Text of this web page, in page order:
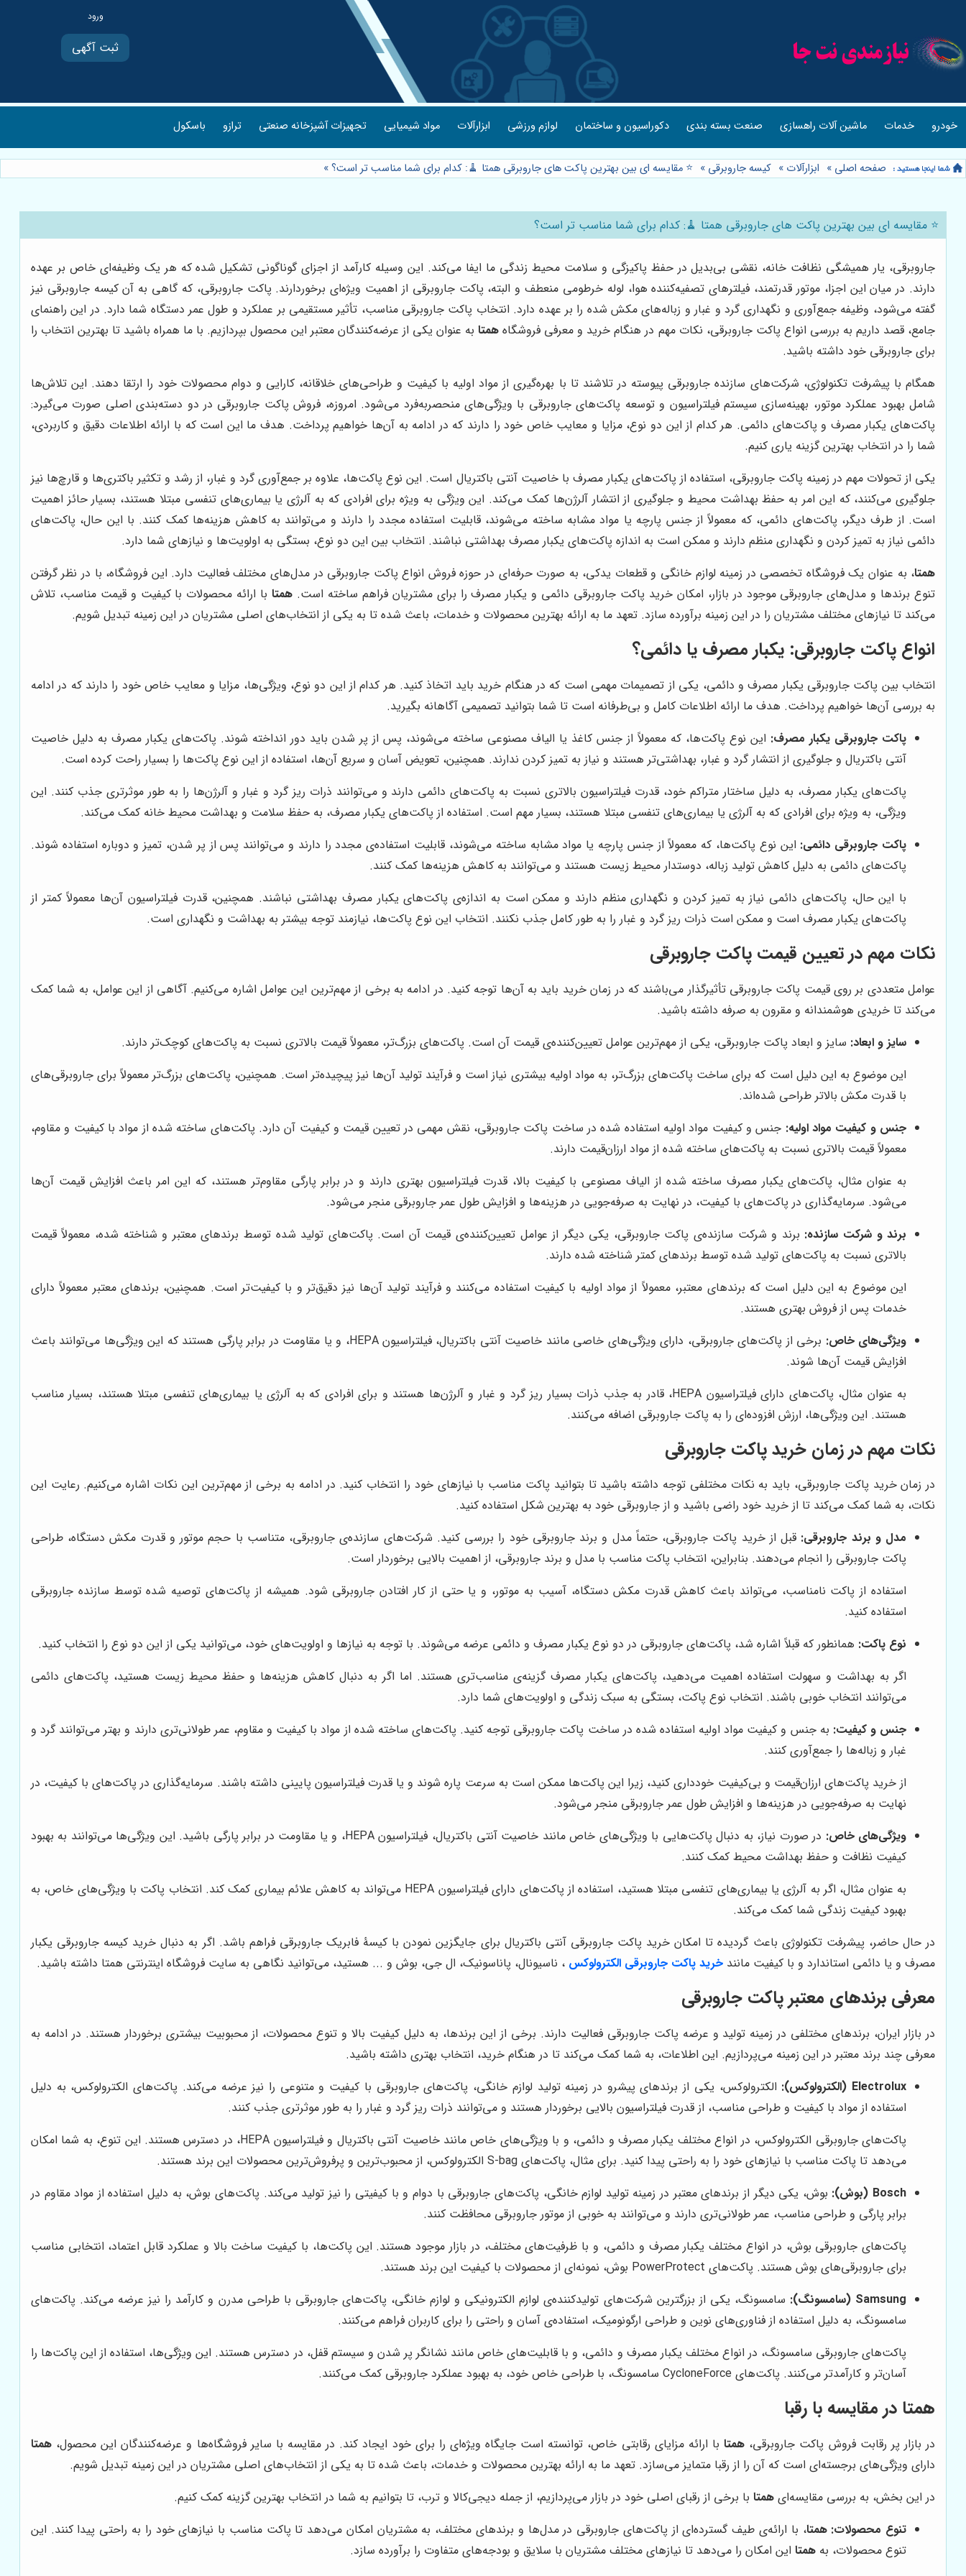
ثبت آگهی
خودرو خدمات ماشین آلات راهسازی صنعت بسته بندی دکوراسیون و ساختمان لوازم ورزشی ابزارآلات مواد شیمیایی تجهیزات آشپزخانه صنعتی ترازو باسکول
صفحه اصلی » ابزارآلات » کیسه جاروبرقی » ⭐️ مقایسه ای بین بهترین پاکت های جاروبرقی همتا 🧹: کدام برای شما مناسب تر است؟»
⭐️ مقایسه ای بین بهترین پاکت های جاروبرقی همتا 🧹: کدام برای شما مناسب تر است؟
جاروبرقی، یار همیشگی نظافت خانه، نقشی بی‌بدیل در حفظ پاکیزگی و سلامت محیط زندگی ما ایفا می‌کند. این وسیله کارآمد از اجزای گوناگونی تشکیل شده که هر یک وظیفه‌ای خاص بر عهده
دارند. در میان این اجزا، موتور قدرتمند، فیلترهای تصفیه‌کننده هوا، لوله خرطومی منعطف و البته، پاکت جاروبرقی از اهمیت ویژه‌ای برخوردارند. پاکت جاروبرقی، که گاهی به آن کیسه جاروبرقی نیز
گفته می‌شود، وظیفه جمع‌آوری و نگهداری گرد و غبار و زباله‌های مکش شده را بر عهده دارد. انتخاب پاکت جاروبرقی مناسب، تأثیر مستقیمی بر عملکرد و طول عمر دستگاه شما دارد. در این راهنمای
جامع، قصد داریم به بررسی انواع پاکت جاروبرقی، نکات مهم در هنگام خرید و معرفی فروشگاه همتابه عنوان یکی از عرضه‌کنندگان معتبر این محصول بپردازیم. با ما همراه باشید تا بهترین انتخاب را
برای جاروبرقی خود داشته باشید.
همگام با پیشرفت تکنولوژی، شرکت‌های سازنده جاروبرقی پیوسته در تلاشند تا با بهره‌گیری از مواد اولیه با کیفیت و طراحی‌های خلاقانه، کارایی و دوام محصولات خود را ارتقا دهند. این تلاش‌ها
شامل بهبود عملکرد موتور، بهینه‌سازی سیستم فیلتراسیون و توسعه پاکت‌های جاروبرقی با ویژگی‌های منحصربه‌فرد می‌شود. امروزه، فروش پاکت جاروبرقی در دو دسته‌بندی اصلی صورت می‌گیرد:
پاکت‌های یکبار مصرف و پاکت‌های دائمی. هر کدام از این دو نوع، مزایا و معایب خاص خود را دارند که در ادامه به آن‌ها خواهیم پرداخت. هدف ما این است که با ارائه اطلاعات دقیق و کاربردی،
شما را در انتخاب بهترین گزینه یاری کنیم.
یکی از تحولات مهم در زمینه پاکت جاروبرقی، استفاده از پاکت‌های یکبار مصرف با خاصیت آنتی باکتریال است. این نوع پاکت‌ها، علاوه بر جمع‌آوری گرد و غبار، از رشد و تکثیر باکتری‌ها و قارچ‌ها نیز
جلوگیری می‌کنند، که این امر به حفظ بهداشت محیط و جلوگیری از انتشار آلرژن‌ها کمک می‌کند. این ویژگی به ویژه برای افرادی که به آلرژی یا بیماری‌های تنفسی مبتلا هستند، بسیار حائز اهمیت
است. از طرف دیگر، پاکت‌های دائمی، که معمولاً از جنس پارچه یا مواد مشابه ساخته می‌شوند، قابلیت استفاده مجدد را دارند و می‌توانند به کاهش هزینه‌ها کمک کنند. با این حال، پاکت‌های
دائمی نیاز به تمیز کردن و نگهداری منظم دارند و ممکن است به اندازه پاکت‌های یکبار مصرف بهداشتی نباشند. انتخاب بین این دو نوع، بستگی به اولویت‌ها و نیازهای شما دارد.
همتا، به عنوان یک فروشگاه تخصصی در زمینه لوازم خانگی و قطعات یدکی، به صورت حرفه‌ای در حوزه فروش انواع پاکت جاروبرقی در مدل‌های مختلف فعالیت دارد. این فروشگاه، با در نظر گرفتن
تنوع برندها و مدل‌های جاروبرقی موجود در بازار، امکان خرید پاکت جاروبرقی دائمی و یکبار مصرف را برای مشتریان فراهم ساخته است. همتابا ارائه محصولات با کیفیت و قیمت مناسب، تلاش
می‌کند تا نیازهای مختلف مشتریان را در این زمینه برآورده سازد. تعهد ما به ارائه بهترین محصولات و خدمات، باعث شده تا به یکی از انتخاب‌های اصلی مشتریان در این زمینه تبدیل شویم.
انواع پاکت جاروبرقی: یکبار مصرف یا دائمی؟
انتخاب بین پاکت جاروبرقی یکبار مصرف و دائمی، یکی از تصمیمات مهمی است که در هنگام خرید باید اتخاذ کنید. هر کدام از این دو نوع، ویژگی‌ها، مزایا و معایب خاص خود را دارند که در ادامه
به بررسی آن‌ها خواهیم پرداخت. هدف ما ارائه اطلاعات کامل و بی‌طرفانه است تا شما بتوانید تصمیمی آگاهانه بگیرید.
پاکت جاروبرقی یکبار مصرف: این نوع پاکت‌ها، که معمولاً از جنس کاغذ یا الیاف مصنوعی ساخته می‌شوند، پس از پر شدن باید دور انداخته شوند. پاکت‌های یکبار مصرف به دلیل خاصیت
آنتی باکتریال و جلوگیری از انتشار گرد و غبار، بهداشتی‌تر هستند و نیاز به تمیز کردن ندارند. همچنین، تعویض آسان و سریع آن‌ها، استفاده از این نوع پاکت‌ها را بسیار راحت کرده است.
پاکت‌های یکبار مصرف، به دلیل ساختار متراکم خود، قدرت فیلتراسیون بالاتری نسبت به پاکت‌های دائمی دارند و می‌توانند ذرات ریز گرد و غبار و آلرژن‌ها را به طور موثرتری جذب کنند. این
ویژگی، به ویژه برای افرادی که به آلرژی یا بیماری‌های تنفسی مبتلا هستند، بسیار مهم است. استفاده از پاکت‌های یکبار مصرف، به حفظ سلامت و بهداشت محیط خانه کمک می‌کند.
پاکت جاروبرقی دائمی: این نوع پاکت‌ها، که معمولاً از جنس پارچه یا مواد مشابه ساخته می‌شوند، قابلیت استفاده‌ی مجدد را دارند و می‌توانند پس از پر شدن، تمیز و دوباره استفاده شوند.
پاکت‌های دائمی به دلیل کاهش تولید زباله، دوستدار محیط زیست هستند و می‌توانند به کاهش هزینه‌ها کمک کنند.
با این حال، پاکت‌های دائمی نیاز به تمیز کردن و نگهداری منظم دارند و ممکن است به اندازه‌ی پاکت‌های یکبار مصرف بهداشتی نباشند. همچنین، قدرت فیلتراسیون آن‌ها معمولاً کمتر از
پاکت‌های یکبار مصرف است و ممکن است ذرات ریز گرد و غبار را به طور کامل جذب نکنند. انتخاب این نوع پاکت‌ها، نیازمند توجه بیشتر به بهداشت و نگهداری است.
نکات مهم در تعیین قیمت پاکت جاروبرقی
عوامل متعددی بر روی قیمت پاکت جاروبرقی تأثیرگذار می‌باشند که در زمان خرید باید به آن‌ها توجه کنید. در ادامه به برخی از مهم‌ترین این عوامل اشاره می‌کنیم. آگاهی از این عوامل، به شما کمک
می‌کند تا خریدی هوشمندانه و مقرون به صرفه داشته باشید.
سایز و ابعاد: سایز و ابعاد پاکت جاروبرقی، یکی از مهم‌ترین عوامل تعیین‌کننده‌ی قیمت آن است. پاکت‌های بزرگ‌تر، معمولاً قیمت بالاتری نسبت به پاکت‌های کوچک‌تر دارند.
این موضوع به این دلیل است که برای ساخت پاکت‌های بزرگ‌تر، به مواد اولیه بیشتری نیاز است و فرآیند تولید آن‌ها نیز پیچیده‌تر است. همچنین، پاکت‌های بزرگ‌تر معمولاً برای جاروبرقی‌های
با قدرت مکش بالاتر طراحی شده‌اند.
جنس و کیفیت مواد اولیه: جنس و کیفیت مواد اولیه استفاده شده در ساخت پاکت جاروبرقی، نقش مهمی در تعیین قیمت و کیفیت آن دارد. پاکت‌های ساخته شده از مواد با کیفیت و مقاوم،
معمولاً قیمت بالاتری نسبت به پاکت‌های ساخته شده از مواد ارزان‌قیمت دارند.
به عنوان مثال، پاکت‌های یکبار مصرف ساخته شده از الیاف مصنوعی با کیفیت بالا، قدرت فیلتراسیون بهتری دارند و در برابر پارگی مقاوم‌تر هستند، که این امر باعث افزایش قیمت آن‌ها
می‌شود. سرمایه‌گذاری در پاکت‌های با کیفیت، در نهایت به صرفه‌جویی در هزینه‌ها و افزایش طول عمر جاروبرقی منجر می‌شود.
برند و شرکت سازنده: برند و شرکت سازنده‌ی پاکت جاروبرقی، یکی دیگر از عوامل تعیین‌کننده‌ی قیمت آن است. پاکت‌های تولید شده توسط برندهای معتبر و شناخته شده، معمولاً قیمت
بالاتری نسبت به پاکت‌های تولید شده توسط برندهای کمتر شناخته شده دارند.
این موضوع به این دلیل است که برندهای معتبر، معمولاً از مواد اولیه با کیفیت استفاده می‌کنند و فرآیند تولید آن‌ها نیز دقیق‌تر و با کیفیت‌تر است. همچنین، برندهای معتبر معمولاً دارای
خدمات پس از فروش بهتری هستند.
ویژگی‌های خاص:
برخی از پاکت‌های جاروبرقی، دارای ویژگی‌های خاصی مانند خاصیت آنتی باکتریال، فیلتراسیون HEPA، و یا مقاومت در برابر پارگی هستند که این ویژگی‌ها می‌توانند باعث
افزایش قیمت آن‌ها شوند.
به عنوان مثال، پاکت‌های دارای فیلتراسیون HEPA، قادر به جذب ذرات بسیار ریز گرد و غبار و آلرژن‌ها هستند و برای افرادی که به آلرژی یا بیماری‌های تنفسی مبتلا هستند، بسیار مناسب
هستند. این ویژگی‌ها، ارزش افزوده‌ای را به پاکت جاروبرقی اضافه می‌کنند.
نکات مهم در زمان خرید پاکت جاروبرقی
در زمان خرید پاکت جاروبرقی، باید به نکات مختلفی توجه داشته باشید تا بتوانید پاکت مناسب با نیازهای خود را انتخاب کنید. در ادامه به برخی از مهم‌ترین این نکات اشاره می‌کنیم. رعایت این
نکات، به شما کمک می‌کند تا از خرید خود راضی باشید و از جاروبرقی خود به بهترین شکل استفاده کنید.
مدل و برند جاروبرقی: قبل از خرید پاکت جاروبرقی، حتماً مدل و برند جاروبرقی خود را بررسی کنید. شرکت‌های سازنده‌ی جاروبرقی، متناسب با حجم موتور و قدرت مکش دستگاه، طراحی
پاکت جاروبرقی را انجام می‌دهند. بنابراین، انتخاب پاکت مناسب با مدل و برند جاروبرقی، از اهمیت بالایی برخوردار است.
استفاده از پاکت نامناسب، می‌تواند باعث کاهش قدرت مکش دستگاه، آسیب به موتور، و یا حتی از کار افتادن جاروبرقی شود. همیشه از پاکت‌های توصیه شده توسط سازنده جاروبرقی
استفاده کنید.
نوع پاکت: همانطور که قبلاً اشاره شد، پاکت‌های جاروبرقی در دو نوع یکبار مصرف و دائمی عرضه می‌شوند. با توجه به نیازها و اولویت‌های خود، می‌توانید یکی از این دو نوع را انتخاب کنید.
اگر به بهداشت و سهولت استفاده اهمیت می‌دهید، پاکت‌های یکبار مصرف گزینه‌ی مناسب‌تری هستند. اما اگر به دنبال کاهش هزینه‌ها و حفظ محیط زیست هستید، پاکت‌های دائمی
می‌توانند انتخاب خوبی باشند. انتخاب نوع پاکت، بستگی به سبک زندگی و اولویت‌های شما دارد.
جنس و کیفیت: به جنس و کیفیت مواد اولیه استفاده شده در ساخت پاکت جاروبرقی توجه کنید. پاکت‌های ساخته شده از مواد با کیفیت و مقاوم، عمر طولانی‌تری دارند و بهتر می‌توانند گرد و
غبار و زباله‌ها را جمع‌آوری کنند.
از خرید پاکت‌های ارزان‌قیمت و بی‌کیفیت خودداری کنید، زیرا این پاکت‌ها ممکن است به سرعت پاره شوند و یا قدرت فیلتراسیون پایینی داشته باشند. سرمایه‌گذاری در پاکت‌های با کیفیت، در
نهایت به صرفه‌جویی در هزینه‌ها و افزایش طول عمر جاروبرقی منجر می‌شود.
ویژگی‌های خاص:
در صورت نیاز، به دنبال پاکت‌هایی با ویژگی‌های خاص مانند خاصیت آنتی باکتریال، فیلتراسیون HEPA، و یا مقاومت در برابر پارگی باشید. این ویژگی‌ها می‌توانند به بهبود
کیفیت نظافت و حفظ بهداشت محیط کمک کنند.
به عنوان مثال، اگر به آلرژی یا بیماری‌های تنفسی مبتلا هستید، استفاده از پاکت‌های دارای فیلتراسیون HEPA می‌تواند به کاهش علائم بیماری کمک کند. انتخاب پاکت با ویژگی‌های خاص، به
بهبود کیفیت زندگی شما کمک می‌کند.
در حال حاضر، پیشرفت تکنولوژی باعث گردیده تا امکان خرید پاکت جاروبرقی آنتی باکتریال برای جایگزین نمودن با کیسۀ فابریک جاروبرقی فراهم باشد. اگر به دنبال خرید کیسه جاروبرقی یکبار
مصرف و یا دائمی استاندارد و با کیفیت مانند خرید پاکت جاروبرقی الکترولوکس ، ناسیونال، پاناسونیک، ال جی، بوش و ... هستید، می‌توانید نگاهی به سایت فروشگاه اینترنتی همتا داشته باشید.
معرفی برندهای معتبر پاکت جاروبرقی
در بازار ایران، برندهای مختلفی در زمینه تولید و عرضه پاکت جاروبرقی فعالیت دارند. برخی از این برندها، به دلیل کیفیت بالا و تنوع محصولات، از محبوبیت بیشتری برخوردار هستند. در ادامه به
معرفی چند برند معتبر در این زمینه می‌پردازیم. این اطلاعات، به شما کمک می‌کند تا در هنگام خرید، انتخاب بهتری داشته باشید.
Electrolux (الکترولوکس):
الکترولوکس، یکی از برندهای پیشرو در زمینه تولید لوازم خانگی، پاکت‌های جاروبرقی با کیفیت و متنوعی را نیز عرضه می‌کند. پاکت‌های الکترولوکس، به دلیل
استفاده از مواد با کیفیت و طراحی مناسب، از قدرت فیلتراسیون بالایی برخوردار هستند و می‌توانند ذرات ریز گرد و غبار را به طور موثرتری جذب کنند.
پاکت‌های جاروبرقی الکترولوکس، در انواع مختلف یکبار مصرف و دائمی، و با ویژگی‌های خاص مانند خاصیت آنتی باکتریال و فیلتراسیون HEPA، در دسترس هستند. این تنوع، به شما امکان
می‌دهد تا پاکت مناسب با نیازهای خود را به راحتی پیدا کنید. برای مثال، پاکت‌های S-bag الکترولوکس، از محبوب‌ترین و پرفروش‌ترین محصولات این برند هستند.
Bosch (بوش):
بوش، یکی دیگر از برندهای معتبر در زمینه تولید لوازم خانگی، پاکت‌های جاروبرقی با دوام و با کیفیتی را نیز تولید می‌کند. پاکت‌های بوش، به دلیل استفاده از مواد مقاوم در
برابر پارگی و طراحی مناسب، عمر طولانی‌تری دارند و می‌توانند به خوبی از موتور جاروبرقی محافظت کنند.
پاکت‌های جاروبرقی بوش، در انواع مختلف یکبار مصرف و دائمی، و با ظرفیت‌های مختلف، در بازار موجود هستند. این پاکت‌ها، با کیفیت ساخت بالا و عملکرد قابل اعتماد، انتخابی مناسب
برای جاروبرقی‌های بوش هستند. پاکت‌های PowerProtect بوش، نمونه‌ای از محصولات با کیفیت این برند هستند.
Samsung (سامسونگ):
سامسونگ، یکی از بزرگترین شرکت‌های تولیدکننده‌ی لوازم الکترونیکی و لوازم خانگی، پاکت‌های جاروبرقی با طراحی مدرن و کارآمد را نیز عرضه می‌کند. پاکت‌های
سامسونگ، به دلیل استفاده از فناوری‌های نوین و طراحی ارگونومیک، استفاده‌ی آسان و راحتی را برای کاربران فراهم می‌کنند.
پاکت‌های جاروبرقی سامسونگ، در انواع مختلف یکبار مصرف و دائمی، و با قابلیت‌های خاص مانند نشانگر پر شدن و سیستم قفل، در دسترس هستند. این ویژگی‌ها، استفاده از این پاکت‌ها را
آسان‌تر و کارآمدتر می‌کنند. پاکت‌های CycloneForce سامسونگ، با طراحی خاص خود، به بهبود عملکرد جاروبرقی کمک می‌کنند.
همتا در مقایسه با رقبا
در بازار پر رقابت فروش پاکت جاروبرقی، همتابا ارائه مزایای رقابتی خاص، توانسته است جایگاه ویژه‌ای را برای خود ایجاد کند. در مقایسه با سایر فروشگاه‌ها و عرضه‌کنندگان این محصول،همتا
دارای ویژگی‌های برجسته‌ای است که آن را از رقبا متمایز می‌سازد. تعهد ما به ارائه بهترین محصولات و خدمات، باعث شده تا به یکی از انتخاب‌های اصلی مشتریان در این زمینه تبدیل شویم.
در این بخش، به بررسی مقایسه‌ای همتابا برخی از رقبای اصلی خود در بازار می‌پردازیم، از جمله دیجی‌کالا و ترب، تا بتوانیم به شما در انتخاب بهترین گزینه کمک کنیم.
تنوع محصولات: همتا، با ارائه‌ی طیف گسترده‌ای از پاکت‌های جاروبرقی در مدل‌ها و برندهای مختلف، به مشتریان امکان می‌دهد تا پاکت مناسب با نیازهای خود را به راحتی پیدا کنند. این
تنوع محصولات، به همتااین امکان را می‌دهد تا نیازهای مختلف مشتریان با سلایق و بودجه‌های متفاوت را برآورده سازد.